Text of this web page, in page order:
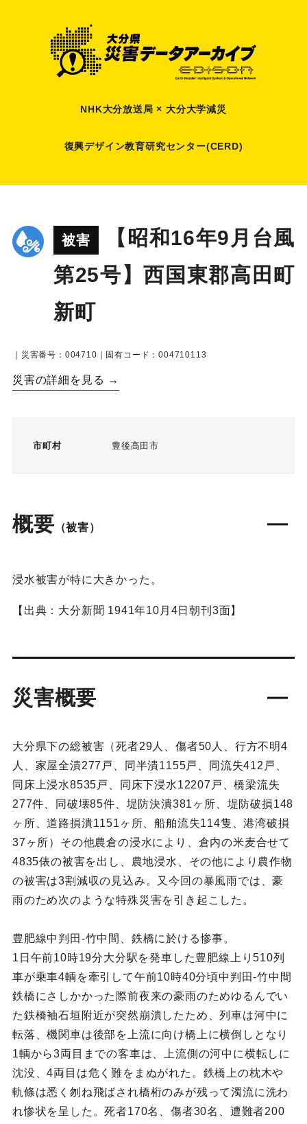
NHK大分放送局 × 大分大学減災
復興デザイン教育研究センター(CERD)
被害
【昭和16年9月台風
第25号】西国東郡高田町
新町
｜災害番号：004710｜固有コード：004710113
災害の詳細を見る →
市町村 豊後高田市
概要 （被害）
浸水被害が特に大きかった。
【出典：大分新聞 1941年10月4日朝刊3面】
災害概要
大分県下の総被害（死者29人、傷者50人、行方不明4
人、家屋全潰277戸、同半潰1155戸、同流失412戸、
同床上浸水8535戸、同床下浸水12207戸、橋梁流失
277件、同破壊85件、堤防決潰381ヶ所、堤防破損148
ヶ所、道路損潰1151ヶ所、船舶流失114隻、港湾破損
37ヶ所）その他農倉の浸水により、倉内の米麦合せて
4835俵の被害を出し、農地浸水、その他により農作物
の被害は3割減収の見込み。又今回の暴風雨では、豪
雨のため次のような特殊災害を引き起こした。
豊肥線中判田‐竹中間、鉄橋に於ける惨事。
1日午前10時19分大分駅を発車した豊肥線上り510列
車が乗車4輌を牽引して午前10時40分頃中判田‐竹中間
鉄橋にさしかかった際前夜来の豪雨のためゆるんでい
た鉄橋袖石垣附近が突然崩潰したため、列車は河中に
転落、機関車は後部を上流に向け橋上に横倒しとなり
1輌から3両目までの客車は、上流側の河中に横転しに
沈没、4両目は危く難をまぬがれた。鉄橋上の枕木や
軌條は悉く刎ね飛ばされ橋桁のみが残って濁流に洗わ
れ惨状を呈した。死者170名、傷者30名、遭難者200